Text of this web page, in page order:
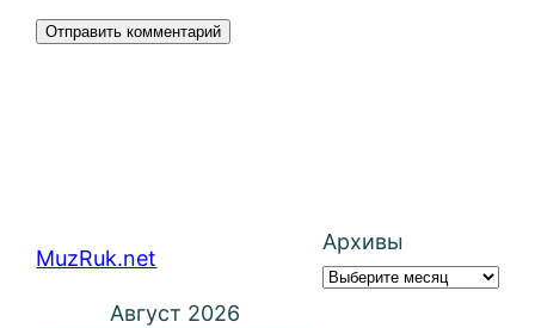
MuzRuk.net
Архивы
Август 2026